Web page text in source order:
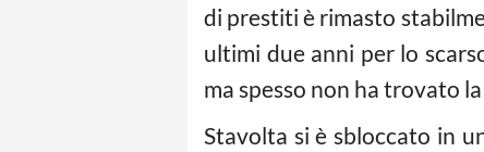
di prestiti è rimasto
ultimi due anni per lo
ma spesso non ha trovato
Stavolta si è sbloccato in